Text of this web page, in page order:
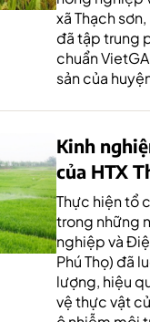
xã Thạch
đã tập trung
chuẩn
sản của
Kinh
của HTX
Thực hiện tổ
trong những
nghiệp và
Phú Thọ) đã
lượng, hiệu
vệ thực vật